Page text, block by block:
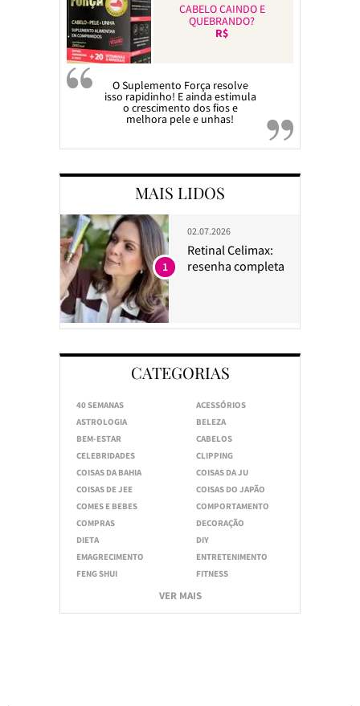
CABELO CAINDO E
QUEBRANDO?
R$
O Suplemento Força resolve
isso rapidinho! E ainda estimula
o crescimento dos fios e
melhora pele e unhas!
MAIS LIDOS
02.07.2026
Retinal Celimax:
resenha completa
1
CATEGORIAS
40 SEMANAS
ACESSÓRIOS
ASTROLOGIA
BELEZA
BEM-ESTAR
CABELOS
CELEBRIDADES
CLIPPING
COISAS DA BAHIA
COISAS DA JU
COISAS DE JEE
COISAS DO JAPÃO
COMES E BEBES
COMPORTAMENTO
COMPRAS
DECORAÇÃO
DIETA
DIY
EMAGRECIMENTO
ENTRETENIMENTO
FENG SHUI
FITNESS
VER MAIS